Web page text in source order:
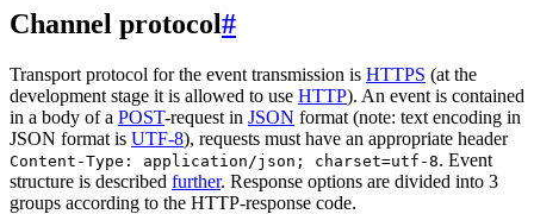
Channel protocol#
Transport protocol for the event transmission is HTTPS (at the
development stage it is allowed to use HTTP). An event is contained
in a body of a POST-request in JSON format (note: text encoding in
JSON format is UTF-8), requests must have an appropriate header
Content-Type: application/json; charset=utf-8. Event
structure is described further. Response options are divided into 3
groups according to the HTTP-response code.